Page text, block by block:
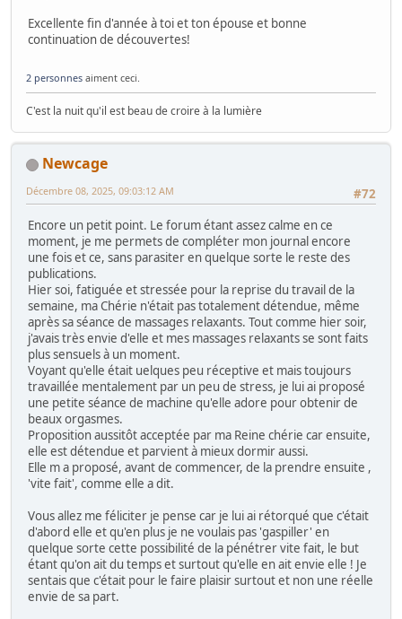
Excellente fin d'année à toi et ton épouse et bonne
continuation de découvertes!
2 personnes aiment ceci.
C'est la nuit qu'il est beau de croire à la lumière
Newcage
#72
Décembre 08, 2025, 09:03:12 AM
Encore un petit point. Le forum étant assez calme en ce
moment, je me permets de compléter mon journal encore
une fois et ce, sans parasiter en quelque sorte le reste des
publications.
Hier soi, fatiguée et stressée pour la reprise du travail de la
semaine, ma Chérie n'était pas totalement détendue, même
après sa séance de massages relaxants. Tout comme hier soir,
j'avais très envie d'elle et mes massages relaxants se sont faits
plus sensuels à un moment.
Voyant qu'elle était uelques peu réceptive et mais toujours
travaillée mentalement par un peu de stress, je lui ai proposé
une petite séance de machine qu'elle adore pour obtenir de
beaux orgasmes.
Proposition aussitôt acceptée par ma Reine chérie car ensuite,
elle est détendue et parvient à mieux dormir aussi.
Elle m a proposé, avant de commencer, de la prendre ensuite ,
'vite fait', comme elle a dit.
Vous allez me féliciter je pense car je lui ai rétorqué que c'était
d'abord elle et qu'en plus je ne voulais pas 'gaspiller' en
quelque sorte cette possibilité de la pénétrer vite fait, le but
étant qu'on ait du temps et surtout qu'elle en ait envie elle ! Je
sentais que c'était pour le faire plaisir surtout et non une réelle
envie de sa part.